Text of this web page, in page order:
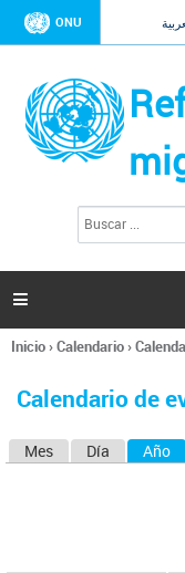
ONU
l
s

Se
usted
Inicio›Calendario›
Calendario de
Mes Día Año